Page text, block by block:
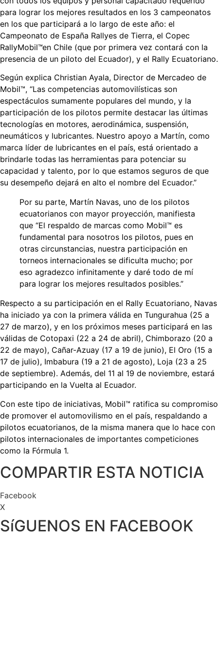
para lograr los mejores resultados en los 3 campeonatos
en los que participará a lo largo de este año: el
Campeonato de España Rallyes de Tierra, el Copec
RallyMobil™en Chile (que por primera vez contará con la
presencia de un piloto del Ecuador), y el Rally Ecuatoriano.
Según explica Christian Ayala, Director de Mercadeo de
Mobil™, “Las competencias automovilísticas son
espectáculos sumamente populares del mundo, y la
participación de los pilotos permite destacar las últimas
tecnologías en motores, aerodinámica, suspensión,
neumáticos y lubricantes. Nuestro apoyo a Martín, como
marca líder de lubricantes en el país, está orientado a
brindarle todas las herramientas para potenciar su
capacidad y talento, por lo que estamos seguros de que
su desempeño dejará en alto el nombre del Ecuador.”
Por su parte, Martín Navas, uno de los pilotos
ecuatorianos con mayor proyección, manifiesta
que “El respaldo de marcas como Mobil™ es
fundamental para nosotros los pilotos, pues en
otras circunstancias, nuestra participación en
torneos internacionales se dificulta mucho; por
eso agradezco infinitamente y daré todo de mí
para lograr los mejores resultados posibles.”
Respecto a su participación en el Rally Ecuatoriano, Navas
ha iniciado ya con la primera válida en Tungurahua (25 a
27 de marzo), y en los próximos meses participará en las
válidas de Cotopaxi (22 a 24 de abril), Chimborazo (20 a
22 de mayo), Cañar-Azuay (17 a 19 de junio), El Oro (15 a
17 de julio), Imbabura (19 a 21 de agosto), Loja (23 a 25
de septiembre). Además, del 11 al 19 de noviembre, estará
participando en la Vuelta al Ecuador.
Con este tipo de iniciativas, Mobil™ ratifica su compromiso
de promover el automovilismo en el país, respaldando a
pilotos ecuatorianos, de la misma manera que lo hace con
pilotos internacionales de importantes competiciones
como la Fórmula 1.
COMPARTIR ESTA NOTICIA
Facebook
X
SíGUENOS EN FACEBOOK